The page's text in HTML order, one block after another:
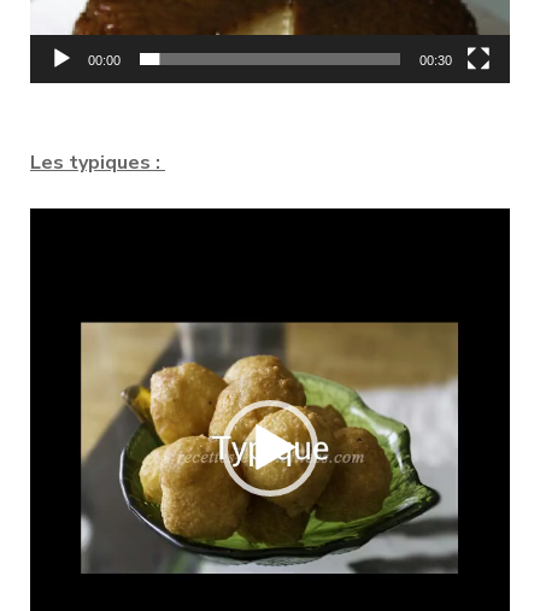
00:00 00:30
Les typiques :